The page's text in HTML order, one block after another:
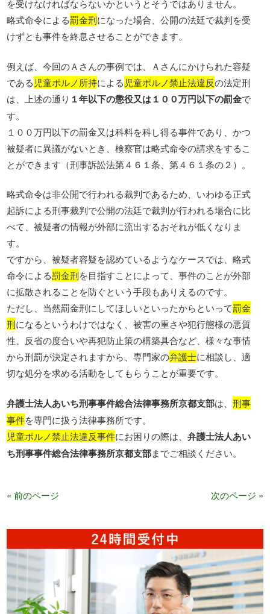
を受けなければならないかというとそうではありません。
略式命令による罰金刑になった場合、公開の法廷で裁判を受
けずとも事件を終息させることができます。
例えば、今回のＡさんの事例では、Ａさんにかけられた容疑
である 児童ポルノ所持による 児童ポルノ禁止法違反の法定刑
は、上述の通り １年以下の懲役又は１００万円以下の罰金で
す。
１００万円以下の罰金又は科料を科し得る事件であり、かつ
被疑者に異議がないとき、検察官は略式命令の請求をするこ
とができます（刑事訴訟法第４６１条、第４６１条の２）。
略式命令は非公開で行われる裁判であるため、いわゆる正式
起訴による刑事裁判で公開の法廷で裁判が行われる場合に比
べて、被疑者の情報が外部に流出するおそれが低くなりま
す。
ですから、被疑者容疑を認めているようなケースでは、略式
命令による罰金刑を目指すことによって、事件のことが外部
に拡散されることを防ぐという手段もありえるのです。
ただし、当然罰金刑にしてほしいといったからといって罰金
刑になるというわけではなく、被害の重さや犯行態様の悪質
性、反省の度合いや再犯防止策の構築具合など、様々な事情
から刑罰が決定されますから、専門家の弁護士に相談し、適
切な処分を求める活動をしてもらうことが重要です。
弁護士法人あいち刑事事件総合法律事務所京都支部は、刑事
事件を専門に扱う法律事務所です。
児童ポルノ禁止法違反事件にお困りの際は、弁護士法人あい
ち刑事事件総合法律事務所京都支部までご相談ください。
« 前のページ 次のページ »